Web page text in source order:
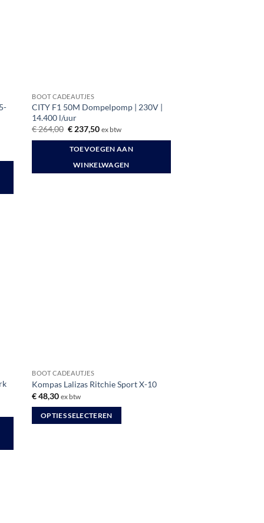
BOOT CADEAUTJES
CITY F1 50M Dompelpomp | 230V |
14.400 l/uur
€264,00 Oorspronkelijke
was:
€ 264,00.
€ 237,50Huidige
is:
€ 237,50.
ex btw
TOEVOEGEN AAN
WINKELWAGEN
BOOT CADEAUTJES
Kompas Lalizas Ritchie Sport X-10
€48,30 ex btw
OPTIES SELECTEREN